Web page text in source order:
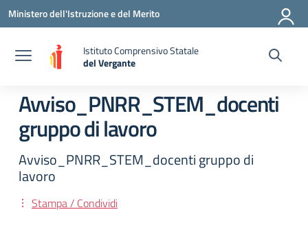
Vai ai contenuti
Vai al menu di navigazione
Vai al footer
Ministero dell'Istruzione e del Merito
Istituto Comprensivo Statale
del Vergante
— Visita la pagina iniziale della scuola
Avviso_PNRR_STEM_docenti
gruppo di lavoro
Avviso_PNRR_STEM_docenti gruppo di
lavoro
Stampa / Condividi